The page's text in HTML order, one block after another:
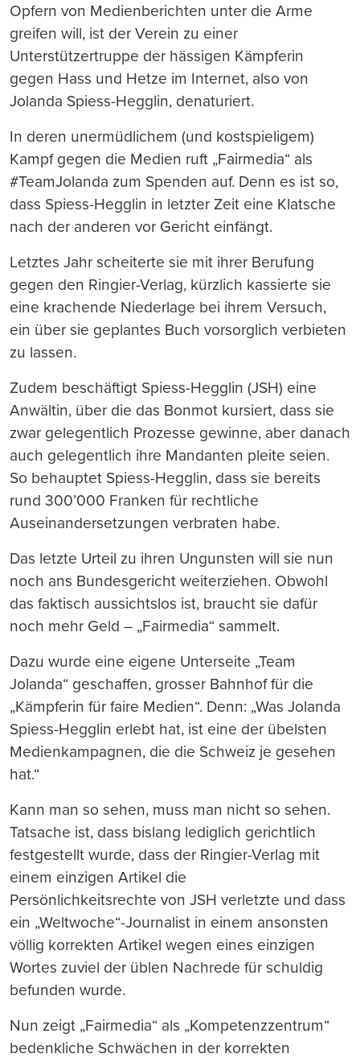
Opfern von Medienberichten unter die Arme
greifen will, ist der Verein zu einer
Unterstützertruppe der hässigen Kämpferin
gegen Hass und Hetze im Internet, also von
Jolanda Spiess-Hegglin, denaturiert.
In deren unermüdlichem (und kostspieligem)
Kampf gegen die Medien ruft „Fairmedia“ als
#TeamJolanda zum Spenden auf. Denn es ist so,
dass Spiess-Hegglin in letzter Zeit eine Klatsche
nach der anderen vor Gericht einfängt.
Letztes Jahr scheiterte sie mit ihrer Berufung
gegen den Ringier-Verlag, kürzlich kassierte sie
eine krachende Niederlage bei ihrem Versuch,
ein über sie geplantes Buch vorsorglich verbieten
zu lassen.
Zudem beschäftigt Spiess-Hegglin (JSH) eine
Anwältin, über die das Bonmot kursiert, dass sie
zwar gelegentlich Prozesse gewinne, aber danach
auch gelegentlich ihre Mandanten pleite seien.
So behauptet Spiess-Hegglin, dass sie bereits
rund 300’000 Franken für rechtliche
Auseinandersetzungen verbraten habe.
Das letzte Urteil zu ihren Ungunsten will sie nun
noch ans Bundesgericht weiterziehen. Obwohl
das faktisch aussichtslos ist, braucht sie dafür
noch mehr Geld – „Fairmedia“ sammelt.
Dazu wurde eine eigene Unterseite „Team
Jolanda“ geschaffen, grosser Bahnhof für die
„Kämpferin für faire Medien“. Denn: „Was Jolanda
Spiess-Hegglin erlebt hat, ist eine der übelsten
Medienkampagnen, die die Schweiz je gesehen
hat.“
Kann man so sehen, muss man nicht so sehen.
Tatsache ist, dass bislang lediglich gerichtlich
festgestellt wurde, dass der Ringier-Verlag mit
einem einzigen Artikel die
Persönlichkeitsrechte von JSH verletzte und dass
ein „Weltwoche“-Journalist in einem ansonsten
völlig korrekten Artikel wegen eines einzigen
Wortes zuviel der üblen Nachrede für schuldig
befunden wurde.
Nun zeigt „Fairmedia“ als „Kompetenzzentrum“
bedenkliche Schwächen in der korrekten